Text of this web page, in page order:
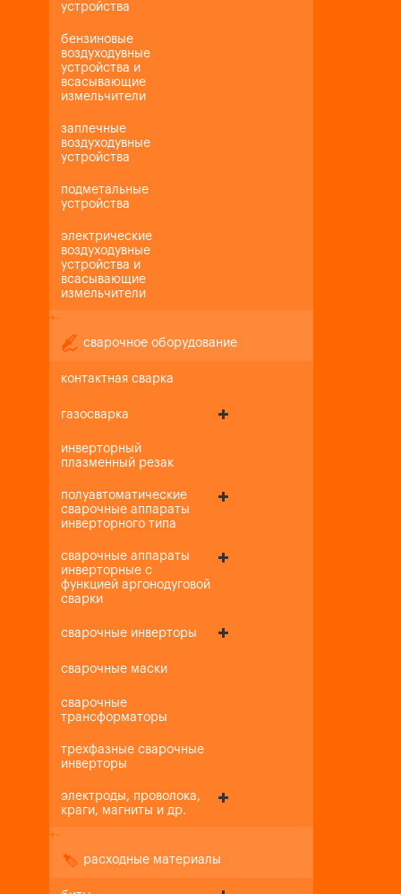
устройства
бензиновые
воздуходувные
устройства и
всасывающие
измельчители
заплечные
воздуходувные
устройства
подметальные
устройства
электрические
воздуходувные
устройства и
всасывающие
измельчители
+-
сварочное оборудование
контактная сварка
газосварка
инверторный
плазменный резак
полуавтоматические
сварочные аппараты
инверторного типа
сварочные аппараты
инверторные с
функцией аргонодуговой
сварки
сварочные инверторы
сварочные маски
сварочные
трансформаторы
трехфазные сварочные
инверторы
электроды, проволока,
краги, магниты и др.
+-
расходные материалы